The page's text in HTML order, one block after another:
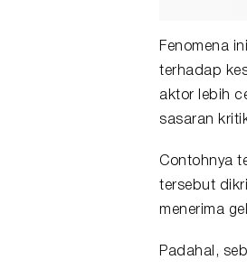
Fenomena
terhadap
aktor lebih
sasaran
Contohnya
tersebut
menerima
Padahal,